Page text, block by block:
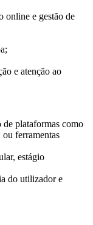
online e gestão de
e atenção ao
plataformas como
ferramentas
estágio
do utilizador e